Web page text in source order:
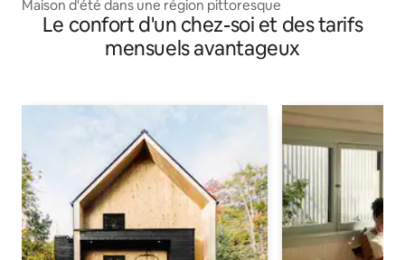
Maison d'été dans une région pittoresque
Le confort d'un chez-soi et des tarifs
mensuels avantageux